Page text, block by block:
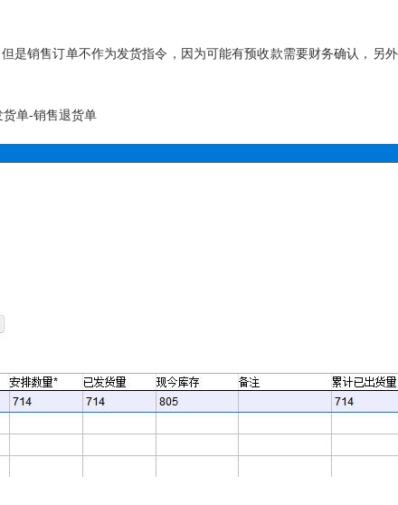
是销售订单不作为发货指令，因为可能有预收款需要财务确认，另
单-销售退货单